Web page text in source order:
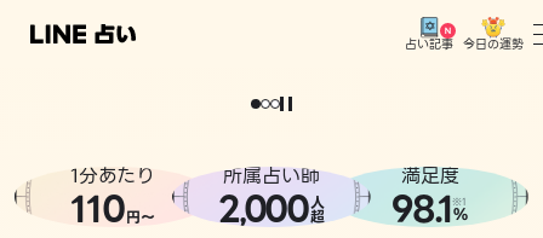
占い記事 今日の運勢
相談事例
どうせなら
。
1分あたり
110円〜
所属占い師
2,000人
超
満足度
98.1※1
%